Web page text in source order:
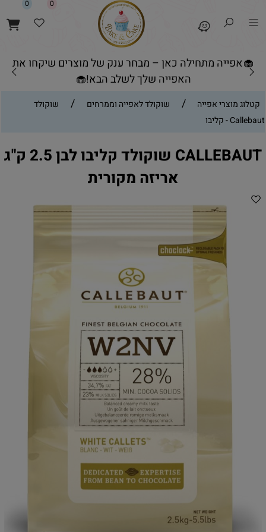
🧁אפייה מתחילה כאן – מבחר ענק של מוצרים שיקחו את
האפייה שלך לשלב הבא!🧁
0 0
קטלוג מוצרי אפייה / שוקולד לאפייה וממרחים /
שוקולד
Callebaut - קליבו
CALLEBAUT שוקולד קליבו לבן 2.5 ק"ג
אריזה מקורית